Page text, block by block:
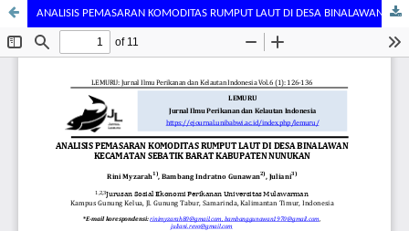
ANALISIS PEMASARAN KOMODITAS RUMPUT LAUT DI DESA BINALAWAN KECAMATAN SEBATIK BARAT KABUPATEN NUNUKAN